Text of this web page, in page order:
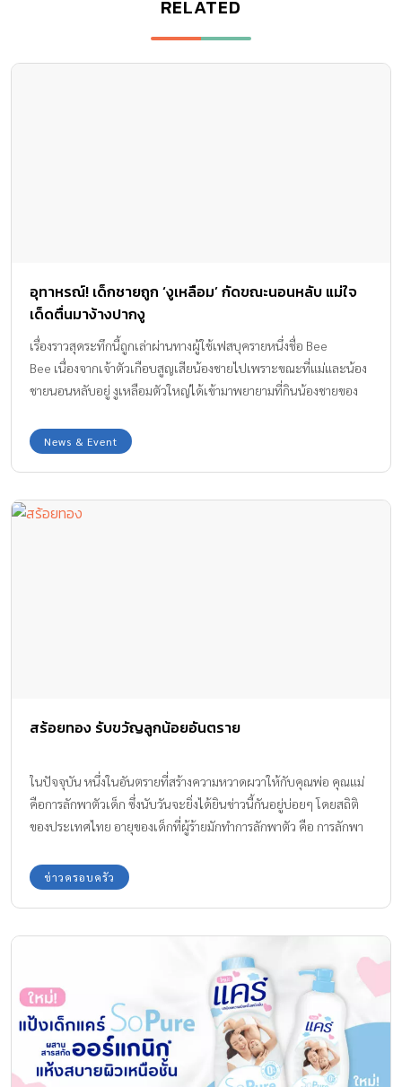
RELATED
อุทาหรณ์! เด็กชายถูก ‘งูเหลือม’ กัดขณะนอนหลับ แม่ใจ
เด็ดตื่นมาง้างปากงู
เรื่องราวสุดระทึกนี้ถูกเล่าผ่านทางผู้ใช้เฟสบุครายหนึ่งชื่อ Bee
Bee เนื่องจากเจ้าตัวเกือบสูญเสียน้องชายไปเพราะขณะที่แม่และน้อง
ชายนอนหลับอยู่ งูเหลือมตัวใหญ่ได้เข้ามาพยายามที่กินน้องชายของ
ดีที่แม่คิดว่าลูกละเมอเลยใช้มือลูบหัวน้องแต่มันลื่นๆ เลยตะโกนให้
คนในบ้าน เปิดไฟจึงได้รู้ว่าลูกตัวเองกำลังโดนงูเหลือมที่แสนจะ
ออก แล้วร้องตะโกนให้ชาวบ้านช่วย นี่เป็นอุทาหรณ์ ใครมีลูกมีหลาน
อยู่ จัดสภาพแวดล้อมให้ยากและไม่เหมาะสมแก่งูที่จะเข้ามาอาศัยอยู่
ได้เช่น การอุดรู ใส่ตะแกรงท่อระบายน้ำ หรือทุกเส้นทางที่จะเข้าไปใน
ตัวบ้านกลบหลุมหรือ โพรงที่มีตามสนามหรือขอบรั้ว กำแพง ตัดกิ่งไม้ที่
พาดหรือใกล้ชายคาตัวบ้านหรือรั้ว กำแพง […]
News & Event
สร้อยทอง รับขวัญลูกน้อยอันตราย
ในปัจจุบัน หนึ่งในอันตรายที่สร้างความหวาดผวาให้กับคุณพ่อ คุณแม่
คือการลักพาตัวเด็ก ซึ่งนับวันจะยิ่งได้ยินข่าวนี้กันอยู่บ่อยๆ โดยสถิติ
ของประเทศไทย อายุของเด็กที่ผู้ร้ายมักทำการลักพาตัว คือ การลักพา
ข่าวครอบครัว